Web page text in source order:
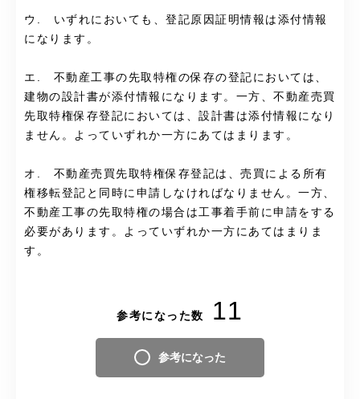
ウ. いずれにおいても、登記原因証明情報は添付情報
になります。
エ. 不動産工事の先取特権の保存の登記においては、
建物の設計書が添付情報になります。一方、不動産売買
先取特権保存登記においては、設計書は添付情報になり
ません。よっていずれか一方にあてはまります。
オ. 不動産売買先取特権保存登記は、売買による所有
権移転登記と同時に申請しなければなりません。一方、
不動産工事の先取特権の場合は工事着手前に申請をする
必要があります。よっていずれか一方にあてはまりま
す。
参考になった数 11
参考になった